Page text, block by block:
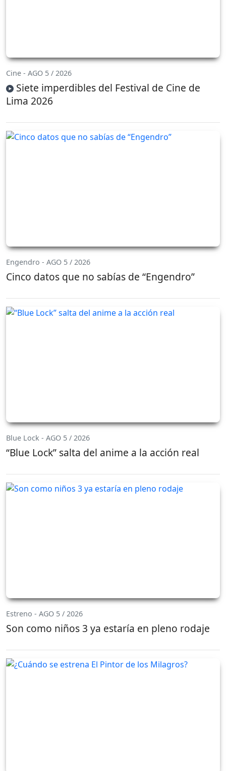
Cine - AGO 5 / 2026
Siete imperdibles del Festival de Cine de
Lima 2026
Engendro - AGO 5 / 2026
Cinco datos que no sabías de “Engendro”
Blue Lock - AGO 5 / 2026
“Blue Lock” salta del anime a la acción real
Estreno - AGO 5 / 2026
Son como niños 3 ya estaría en pleno rodaje